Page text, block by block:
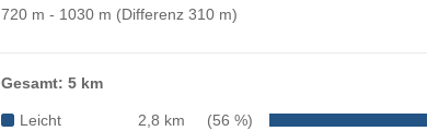
720 m - 1030 m (Differenz 310 m)
Gesamt: 5 km
Leicht 2,8 km
(56 %)